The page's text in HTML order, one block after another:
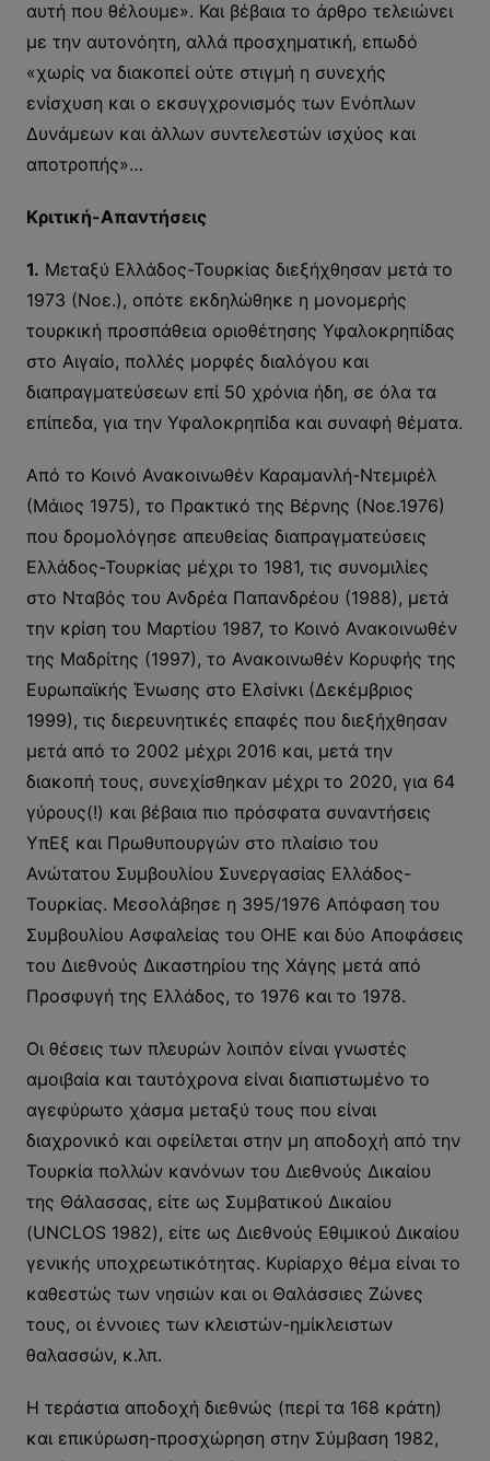
αυτή που θέλουμε». Και βέβαια το άρθρο τελειώνει
με την αυτονόητη, αλλά προσχηματική, επωδό
«χωρίς να διακοπεί ούτε στιγμή η συνεχής
ενίσχυση και ο εκσυγχρονισμός των Ενόπλων
Δυνάμεων και άλλων συντελεστών ισχύος και
αποτροπής»…
Κριτική-Απαντήσεις
1. Μεταξύ Ελλάδος-Τουρκίας διεξήχθησαν μετά το
1973 (Νοε.), οπότε εκδηλώθηκε η μονομερής
τουρκική προσπάθεια οριοθέτησης Υφαλοκρηπίδας
στο Αιγαίο, πολλές μορφές διαλόγου και
διαπραγματεύσεων επί 50 χρόνια ήδη, σε όλα τα
επίπεδα, για την Υφαλοκρηπίδα και συναφή θέματα.
Από το Κοινό Ανακοινωθέν Καραμανλή-Ντεμιρέλ
(Μάιος 1975), το Πρακτικό της Βέρνης (Νοε.1976)
που δρομολόγησε απευθείας διαπραγματεύσεις
Ελλάδος-Τουρκίας μέχρι το 1981, τις συνομιλίες
στο Νταβός του Ανδρέα Παπανδρέου (1988), μετά
την κρίση του Μαρτίου 1987, το Κοινό Ανακοινωθέν
της Μαδρίτης (1997), το Ανακοινωθέν Κορυφής της
Ευρωπαϊκής Ένωσης στο Ελσίνκι (Δεκέμβριος
1999), τις διερευνητικές επαφές που διεξήχθησαν
μετά από το 2002 μέχρι 2016 και, μετά την
διακοπή τους, συνεχίσθηκαν μέχρι το 2020, για 64
γύρους(!) και βέβαια πιο πρόσφατα συναντήσεις
ΥπΕξ και Πρωθυπουργών στο πλαίσιο του
Ανώτατου Συμβουλίου Συνεργασίας Ελλάδος-
Τουρκίας. Μεσολάβησε η 395/1976 Απόφαση του
Συμβουλίου Ασφαλείας του ΟΗΕ και δύο Αποφάσεις
του Διεθνούς Δικαστηρίου της Χάγης μετά από
Προσφυγή της Ελλάδος, το 1976 και το 1978.
Οι θέσεις των πλευρών λοιπόν είναι γνωστές
αμοιβαία και ταυτόχρονα είναι διαπιστωμένο το
αγεφύρωτο χάσμα μεταξύ τους που είναι
διαχρονικό και οφείλεται στην μη αποδοχή από την
Τουρκία πολλών κανόνων του Διεθνούς Δικαίου
της Θάλασσας, είτε ως Συμβατικού Δικαίου
(UNCLOS 1982), είτε ως Διεθνούς Εθιμικού Δικαίου
γενικής υποχρεωτικότητας. Κυρίαρχο θέμα είναι το
καθεστώς των νησιών και οι Θαλάσσιες Ζώνες
τους, οι έννοιες των κλειστών-ημίκλειστων
θαλασσών, κ.λπ.
Η τεράστια αποδοχή διεθνώς (περί τα 168 κράτη)
και επικύρωση-προσχώρηση στην Σύμβαση 1982,